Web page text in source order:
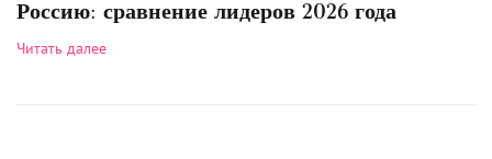
Россию: сравнение лидеров 2026 года
Читать далее